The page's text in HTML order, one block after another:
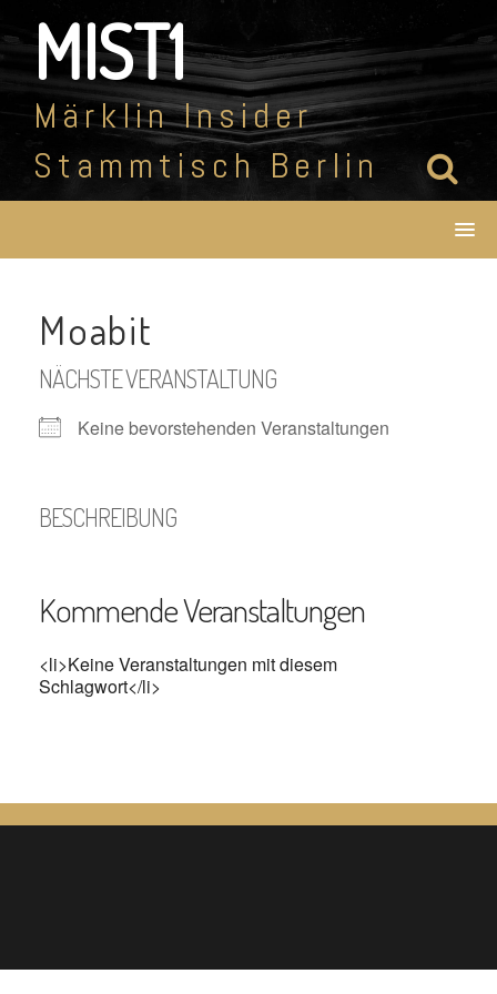
to
contentMIST1
Märklin Insider
Stammtisch Berlin
Moabit
NÄCHSTE VERANSTALTUNG
Keine bevorstehenden Veranstaltungen
BESCHREIBUNG
Kommende Veranstaltungen
<li>Keine Veranstaltungen mit diesem
Schlagwort</li>